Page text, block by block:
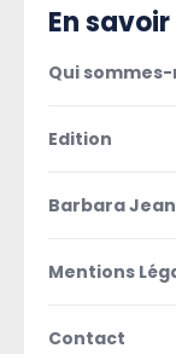
En savoir
Qui sommes-
Edition
Barbara
Mentions
Contact